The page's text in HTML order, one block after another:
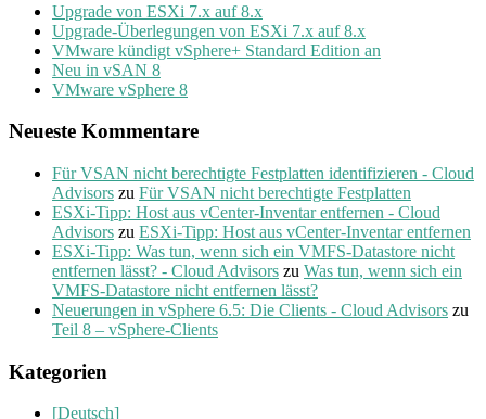
Upgrade von ESXi 7.x auf 8.x
Upgrade-Überlegungen von ESXi 7.x auf 8.x
VMware kündigt vSphere+ Standard Edition an
Neu in vSAN 8
VMware vSphere 8
Neueste Kommentare
Für VSAN nicht berechtigte Festplatten identifizieren - Cloud
Advisors zu Für VSAN nicht berechtigte Festplatten
ESXi-Tipp: Host aus vCenter-Inventar entfernen - Cloud
Advisors zu ESXi-Tipp: Host aus vCenter-Inventar entfernen
ESXi-Tipp: Was tun, wenn sich ein VMFS-Datastore nicht
entfernen lässt? - Cloud Advisors zu Was tun, wenn sich ein
VMFS-Datastore nicht entfernen lässt?
Neuerungen in vSphere 6.5: Die Clients - Cloud Advisors zu
Teil 8 – vSphere-Clients
Kategorien
[Deutsch]